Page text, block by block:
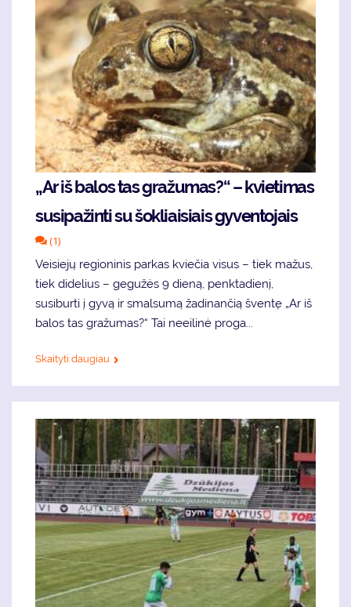
„Ar iš balos tas gražumas?“ – kvietimas
susipažinti su šokliaisiais gyventojais
(1)
Veisiejų regioninis parkas kviečia visus – tiek mažus,
tiek didelius – gegužės 9 dieną, penktadienį,
susiburti į gyvą ir smalsumą žadinančią šventę „Ar iš
balos tas gražumas?“ Tai neeilinė proga...
Skaityti daugiau